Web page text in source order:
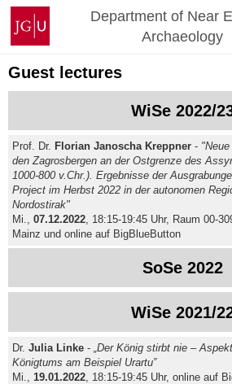
Skip
content
Johannes
Gutenberg
University
Mainz
Department of Near
Archaeology
Guest lectures
WiSe 2022/
Prof. Dr. Florian Janoscha Kreppner -
den Zagrosbergen an der Ostgrenze des
1000-800 v.Chr.). Ergebnisse der
Project im Herbst 2022 in der autonomen
Nordostirak"
Mi.,07.12.2022, 18:15-19:45 Uhr, Raum 00-
Mainz und online auf BigBlueButton
SoSe 2022
WiSe 2021/
Dr. Julia Linke - „Der König stirbt nie –
Königtums am Beispiel Urartu”
Mi., 19.01.2022 , 18:15-19:45 Uhr, online auf